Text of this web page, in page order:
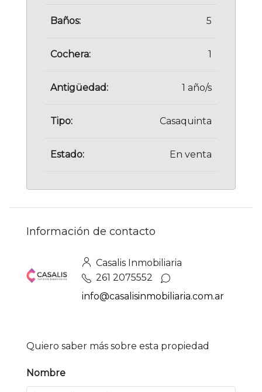
Baños: 5
Cochera: 1
Antigüedad: 1 año/s
Tipo: Casaquinta
Estado: En venta
Información de contacto
Casalis Inmobiliaria
261 2075552
info@casalisinmobiliaria.com.ar
Quiero saber más sobre esta propiedad
Nombre